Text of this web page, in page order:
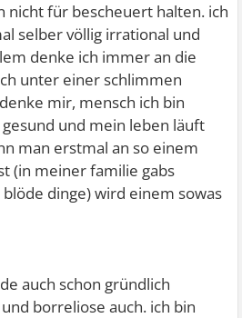
nicht für bescheuert halten. ich
selber völlig irrational und
denke ich immer an die
unter einer schlimmen
mir, mensch ich bin
und mein leben läuft
man erstmal an so einem
(in meiner familie gabs
dinge) wird einem sowas
auch schon gründlich
borreliose auch. ich bin